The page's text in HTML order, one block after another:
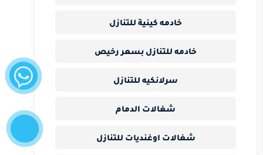
خادمه كينية للتنازل
خادمه للتنازل بسعر رخيص
سرلانكيه للتنازل
شغالات الدمام
شغالات اوغنديات للتنازل
واتساب
الآن